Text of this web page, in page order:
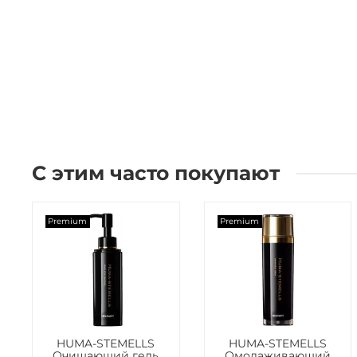
С этим часто покупают
Premium
HUMA-STEMELLS
Premium
HUMA-STEMELLS